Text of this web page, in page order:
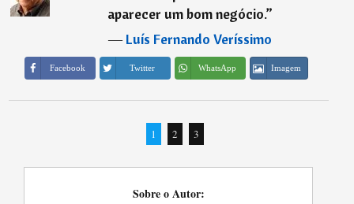
aparecer um bom negócio.”
―Luís Fernando Veríssimo
Facebook Twitter WhatsApp Imagem
1 2 3
Sobre o Autor: